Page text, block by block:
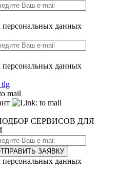
персональных данных
персональных данных
СЕРВИСОВ ДЛЯ
ЗАЯВКУ
персональных данных